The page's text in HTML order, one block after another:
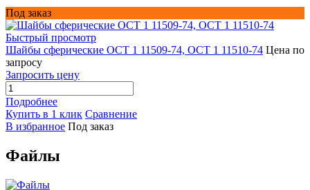
Под заказ
Быстрый просмотр
Шайбы сферические ОСТ 1 11509-74, ОСТ 1 11510-74 Цена по
запросу
Запросить цену
Подробнее
Купить в 1 клик Сравнение
В избранное Под заказ
Файлы